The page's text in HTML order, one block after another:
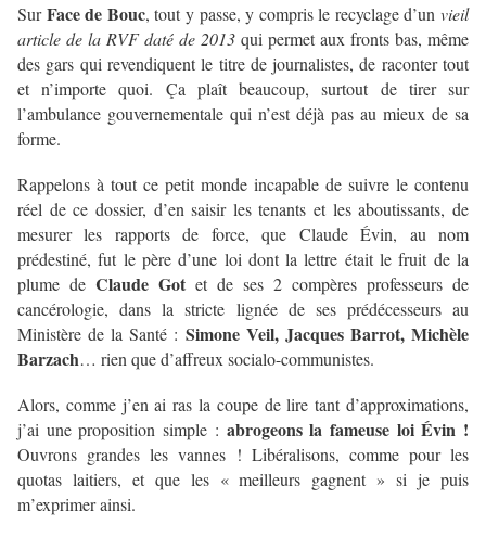
SurFace de Bouc, tout y passe, y compris le recyclage d’unvieil
article de la RVF daté de 2013 qui permet aux fronts bas, même
des gars qui revendiquent le titre de journalistes, de raconter tout
et n’importe quoi. Ça plaît beaucoup, surtout de tirer sur
l’ambulance gouvernementale qui n’est déjà pas au mieux de sa
forme.
Rappelons à tout ce petit monde incapable de suivre le contenu
réel de ce dossier, d’en saisir les tenants et les aboutissants, de
mesurer les rapports de force, que Claude Évin, au nom
prédestiné, fut le père d’une loi dont la lettre était le fruit de la
plume de Claude Got et de ses 2 compères professeurs de
cancérologie, dans la stricte lignée de ses prédécesseurs au
Ministère de la Santé : Simone Veil, Jacques Barrot, Michèle
Barzach… rien que d’affreux socialo-communistes.
Alors, comme j’en ai ras la coupe de lire tant d’approximations,
j’ai une proposition simple : abrogeons la fameuse loi Évin !
Ouvrons grandes les vannes ! Libéralisons, comme pour les
quotas laitiers, et que les « meilleurs gagnent » si je puis
m’exprimer ainsi.